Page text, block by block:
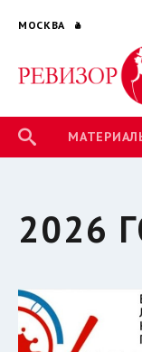
МОСКВА
2026